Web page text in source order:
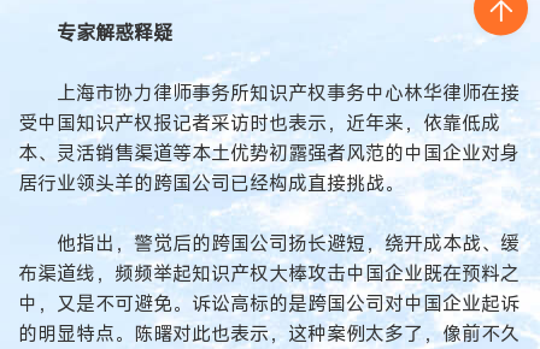
专家解惑释疑
上海市协力律师事务所知识产权事务中心林华律师在接
受中国知识产权报记者采访时也表示，近年来，依靠低成
本、灵活销售渠道等本土优势初露强者风范的中国企业对身
居行业领头羊的跨国公司已经构成直接挑战。
他指出，警觉后的跨国公司扬长避短，绕开成本战、缓
布渠道线，频频举起知识产权大棒攻击中国企业既在预料之
中，又是不可避免。诉讼高标的是跨国公司对中国企业起诉
的明显特点。陈曙对此也表示，这种案例太多了，像前不久